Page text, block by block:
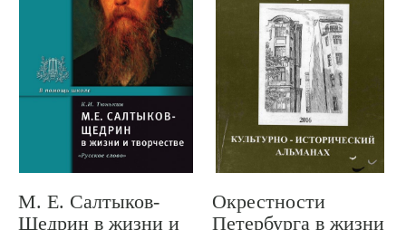
М. Е. Салтыков-
Щедрин в жизни и
Окрестности
Петербурга в жизни